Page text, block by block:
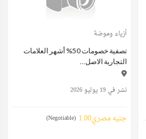
أزياء وموضة
تصفية خصومات 50% أشهر العلامات
التجارية الاصل...
نشر في 19 يوليو 2026
جنيه مصري1.00 (Negotiable)